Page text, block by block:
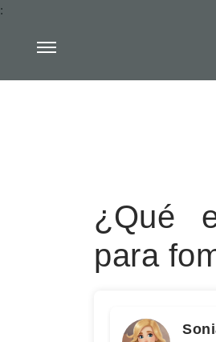
:
¿Qué
para